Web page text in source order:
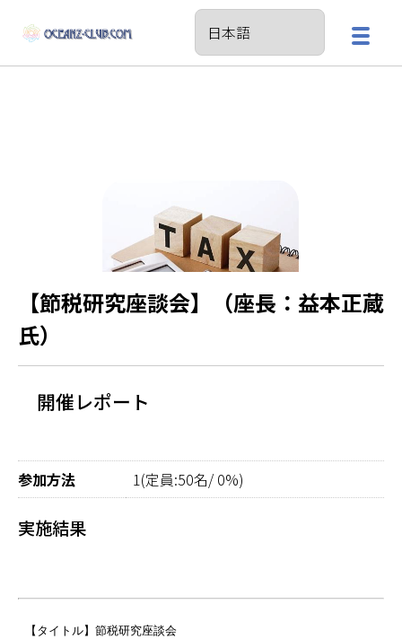
【節税研究座談会】（座長：益本正蔵
氏）
開催レポート
参加方法 1(定員:50名/ 0%)
実施結果
【タイトル】節税研究座談会